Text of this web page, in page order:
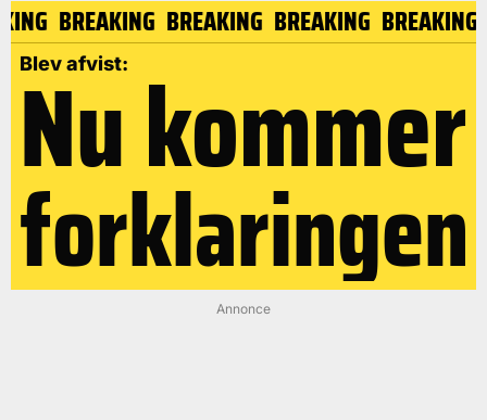
BREAKING BREAKING BREAKING
Blev afvist:
Nu kommer
forklaringen
Annonce